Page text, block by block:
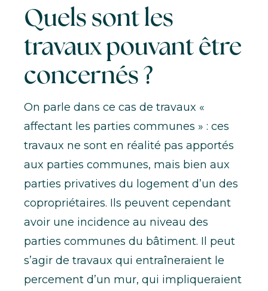
Quels sont les
travaux pouvant être
concernés ?
On parle dans ce cas de travaux «
affectant les parties communes » : ces
travaux ne sont en réalité pas apportés
aux parties communes, mais bien aux
parties privatives du logement d’un des
copropriétaires. Ils peuvent cependant
avoir une incidence au niveau des
parties communes du bâtiment. Il peut
s’agir de travaux qui entraîneraient le
percement d’un mur, qui impliqueraient